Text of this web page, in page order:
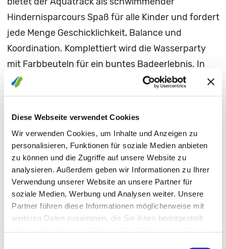
Diese Webseite verwendet Cookies
Wir verwenden Cookies, um Inhalte und Anzeigen zu
personalisieren, Funktionen für soziale Medien anbieten
zu können und die Zugriffe auf unsere Website zu
analysieren. Außerdem geben wir Informationen zu Ihrer
Verwendung unserer Website an unsere Partner für
soziale Medien, Werbung und Analysen weiter. Unsere
Partner führen diese Informationen möglicherweise mit
weiteren Daten zusammen, die Sie ihnen bereitgestellt
Hindernisparcours Spaß für alle Kinder und fordert
jede Menge Geschicklichkeit, Balance und
Koordination. Komplettiert wird die Wasserparty
mit Farbbeuteln für ein buntes Badeerlebnis. In
der Sauna bieten Themenaufgüsse ab 11 Uhr
sowie Spezial-Aufgüsse ab 18 Uhr eine besondere
Fragen rund um das SILVANA beantworten die
Mitarbeiterinnen und Mitarbeiter der Stadtwerke
Schweinfurt gerne persönlich imKundencenter
am Roßmarkt(Mo – Do 9:00 - 16:30 Uhr, Fr 9:00 –
15:00 Uhr), im Kundencenter in der